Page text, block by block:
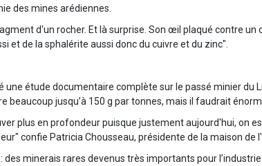
des mines arédiennes.
d'un rocher. Et là surprise. Son œil plaqué contre
et de la sphalérite aussi donc du cuivre et du zinc".
une étude documentaire complète sur le passé minier du
beaucoup jusqu’à 150 g par tonnes, mais il faudrait
plus en profondeur puisque justement aujourd'hui, on
confie Patricia Chousseau, présidente de la maison de
minerais rares devenus très importants pour